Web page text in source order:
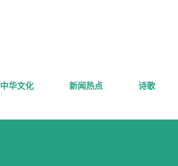
中华文化 新闻热点 诗歌